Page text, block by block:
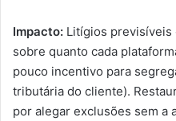
Impacto: Litígios
sobre quanto cada
pouco incentivo para
tributária do cliente).
por alegar exclusões sem a